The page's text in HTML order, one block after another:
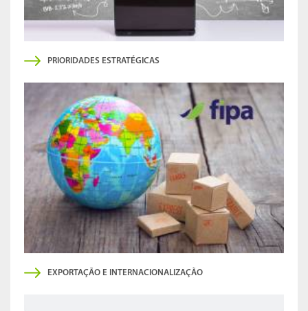
PRIORIDADES ESTRATÉGICAS
EXPORTAÇÃO E INTERNACIONALIZAÇÃO